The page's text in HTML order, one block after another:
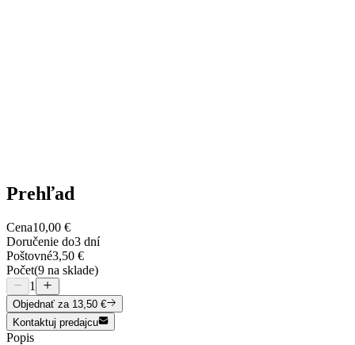
Prehľad
Cena10,00 €
Doručenie do3 dní
Poštovné3,50 €
Počet(9 na sklade)
1
Objednať za 13,50 €
Kontaktuj predajcu
Popis